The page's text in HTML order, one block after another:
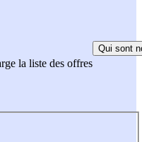
la liste des offres
Qui sont